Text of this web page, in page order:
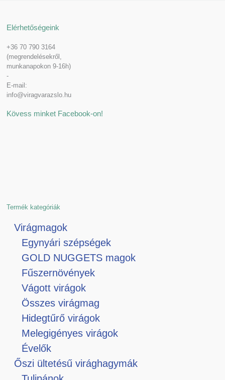
Elérhetőségeink
+36 70 790 3164
(megrendelésekről,
munkanapokon 9-16h)
-
E-mail:
info@viragvarazslo.hu
Kövess minket Facebook-on!
Termék kategóriák
Virágmagok
Egynyári szépségek
GOLD NUGGETS magok
Fűszernövények
Vágott virágok
Összes virágmag
Hidegtűrő virágok
Melegigényes virágok
Évelők
Őszi ültetésű virághagymák